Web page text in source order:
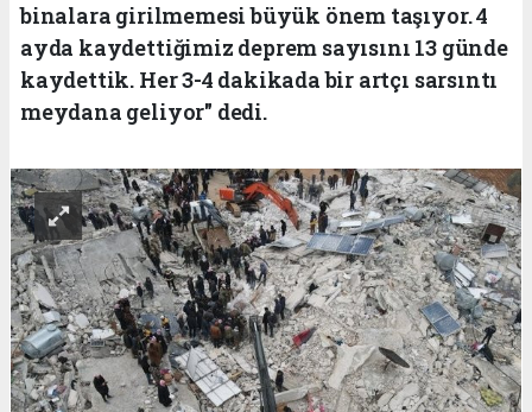
binalara girilmemesi büyük önem taşıyor. 4
ayda kaydettiğimiz deprem sayısını 13 günde
kaydettik. Her 3-4 dakikada bir artçı sarsıntı
meydana geliyor" dedi.